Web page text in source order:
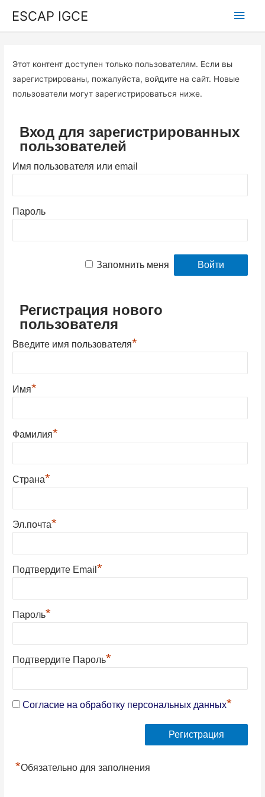
ESCAP IGCE
Этот контент доступен только пользователям. Если вы
зарегистрированы, пожалуйста, войдите на сайт. Новые
пользователи могут зарегистрироваться ниже.
Вход для зарегистрированных
пользователей
Имя пользователя или email
Пароль
Запомнить меня
Регистрация нового
пользователя
Введите имя пользователя*
Имя*
Фамилия*
Страна*
Эл.почта*
Подтвердите Email*
Пароль*
Подтвердите Пароль*
Согласие на обработку персональных данных*
*Обязательно для заполнения